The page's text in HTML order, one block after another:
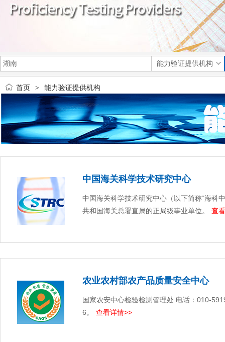
首页 > 能力验证提供机构
中国海关科学技术研究中心
中国海关科学技术研究中心（以下简称“海科
共和国海关总署直属的正局级事业单位。
查
农业农村部农产品质量安全中心
国家农安中心检验检测管理处 电话：010-
6。
查看详情>>